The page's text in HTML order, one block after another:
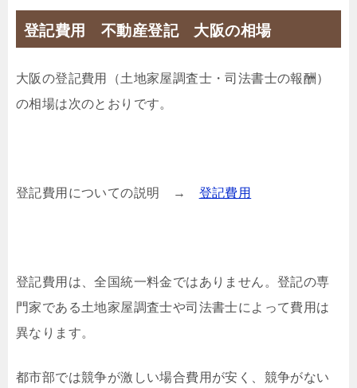
登記費用 不動産登記 大阪の相場
大阪の登記費用（土地家屋調査士・司法書士の報酬）
の相場は次のとおりです。
登記費用についての説明 → 登記費用
登記費用は、全国統一料金ではありません。登記の専
門家である土地家屋調査士や司法書士によって費用は
異なります。
都市部では競争が激しい場合費用が安く、競争がない